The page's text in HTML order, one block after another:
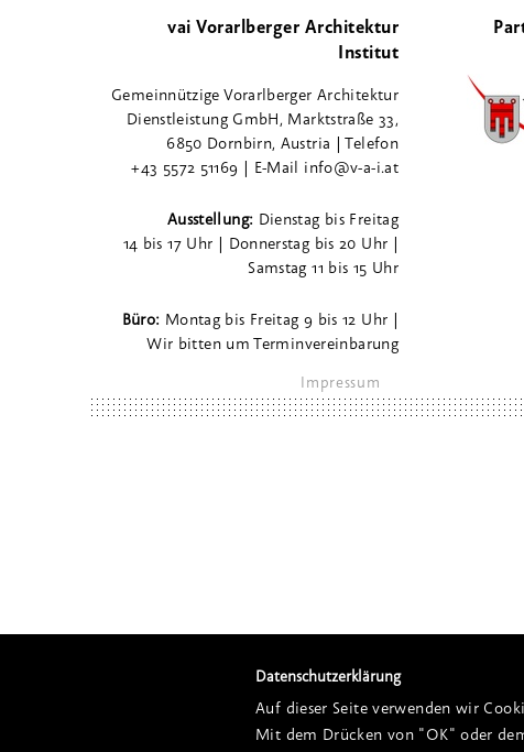
vai Vorarlberger Architektur
Institut
Gemeinnützige Vorarlberger Architektur
Dienstleistung GmbH, Marktstraße 33,
6850 Dornbirn, Austria | Telefon
+43 5572 51169 | E-Mail info@v-a-i.at
Ausstellung: Dienstag bis Freitag
14 bis 17 Uhr | Donnerstag bis 20 Uhr |
Samstag 11 bis 15 Uhr
Büro: Montag bis Freitag 9 bis 12 Uhr |
Wir bitten um Terminvereinbarung
Impressum
Datenschutzerklärung
Auf dieser Seite verwenden wir
Mit dem Drücken von "OK" oder